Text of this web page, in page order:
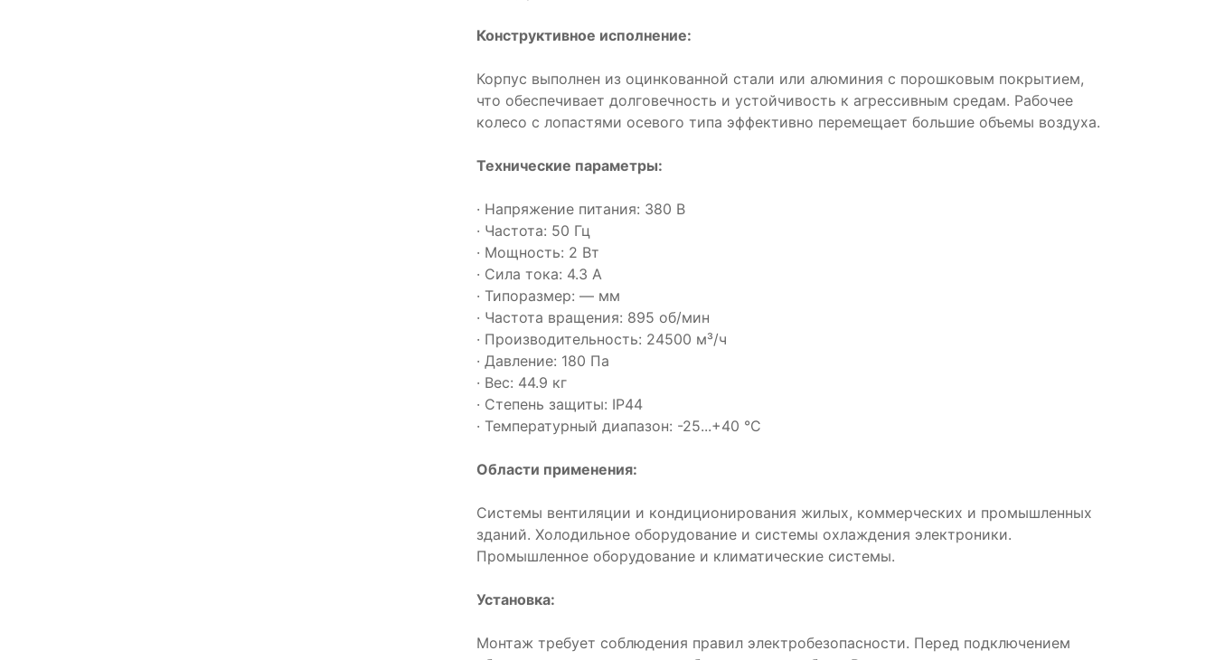
Конструктивное исполнение:
Корпус выполнен из оцинкованной стали или алюминия с порошковым покрытием,
что обеспечивает долговечность и устойчивость к агрессивным средам. Рабочее
колесо с лопастями осевого типа эффективно перемещает большие объемы воздуха.
Технические параметры:
· Напряжение питания: 380 В
· Частота: 50 Гц
· Мощность: 2 Вт
· Сила тока: 4.3 А
· Типоразмер: — мм
· Частота вращения: 895 об/мин
· Производительность: 24500 м³/ч
· Давление: 180 Па
· Вес: 44.9 кг
· Степень защиты: IP44
· Температурный диапазон: -25...+40 °C
Области применения:
Системы вентиляции и кондиционирования жилых, коммерческих и промышленных
зданий. Холодильное оборудование и системы охлаждения электроники.
Промышленное оборудование и климатические системы.
Установка:
Монтаж требует соблюдения правил электробезопасности. Перед подключением